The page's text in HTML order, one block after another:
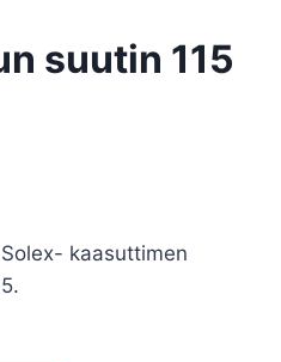
suutin 115
kaasuttimen